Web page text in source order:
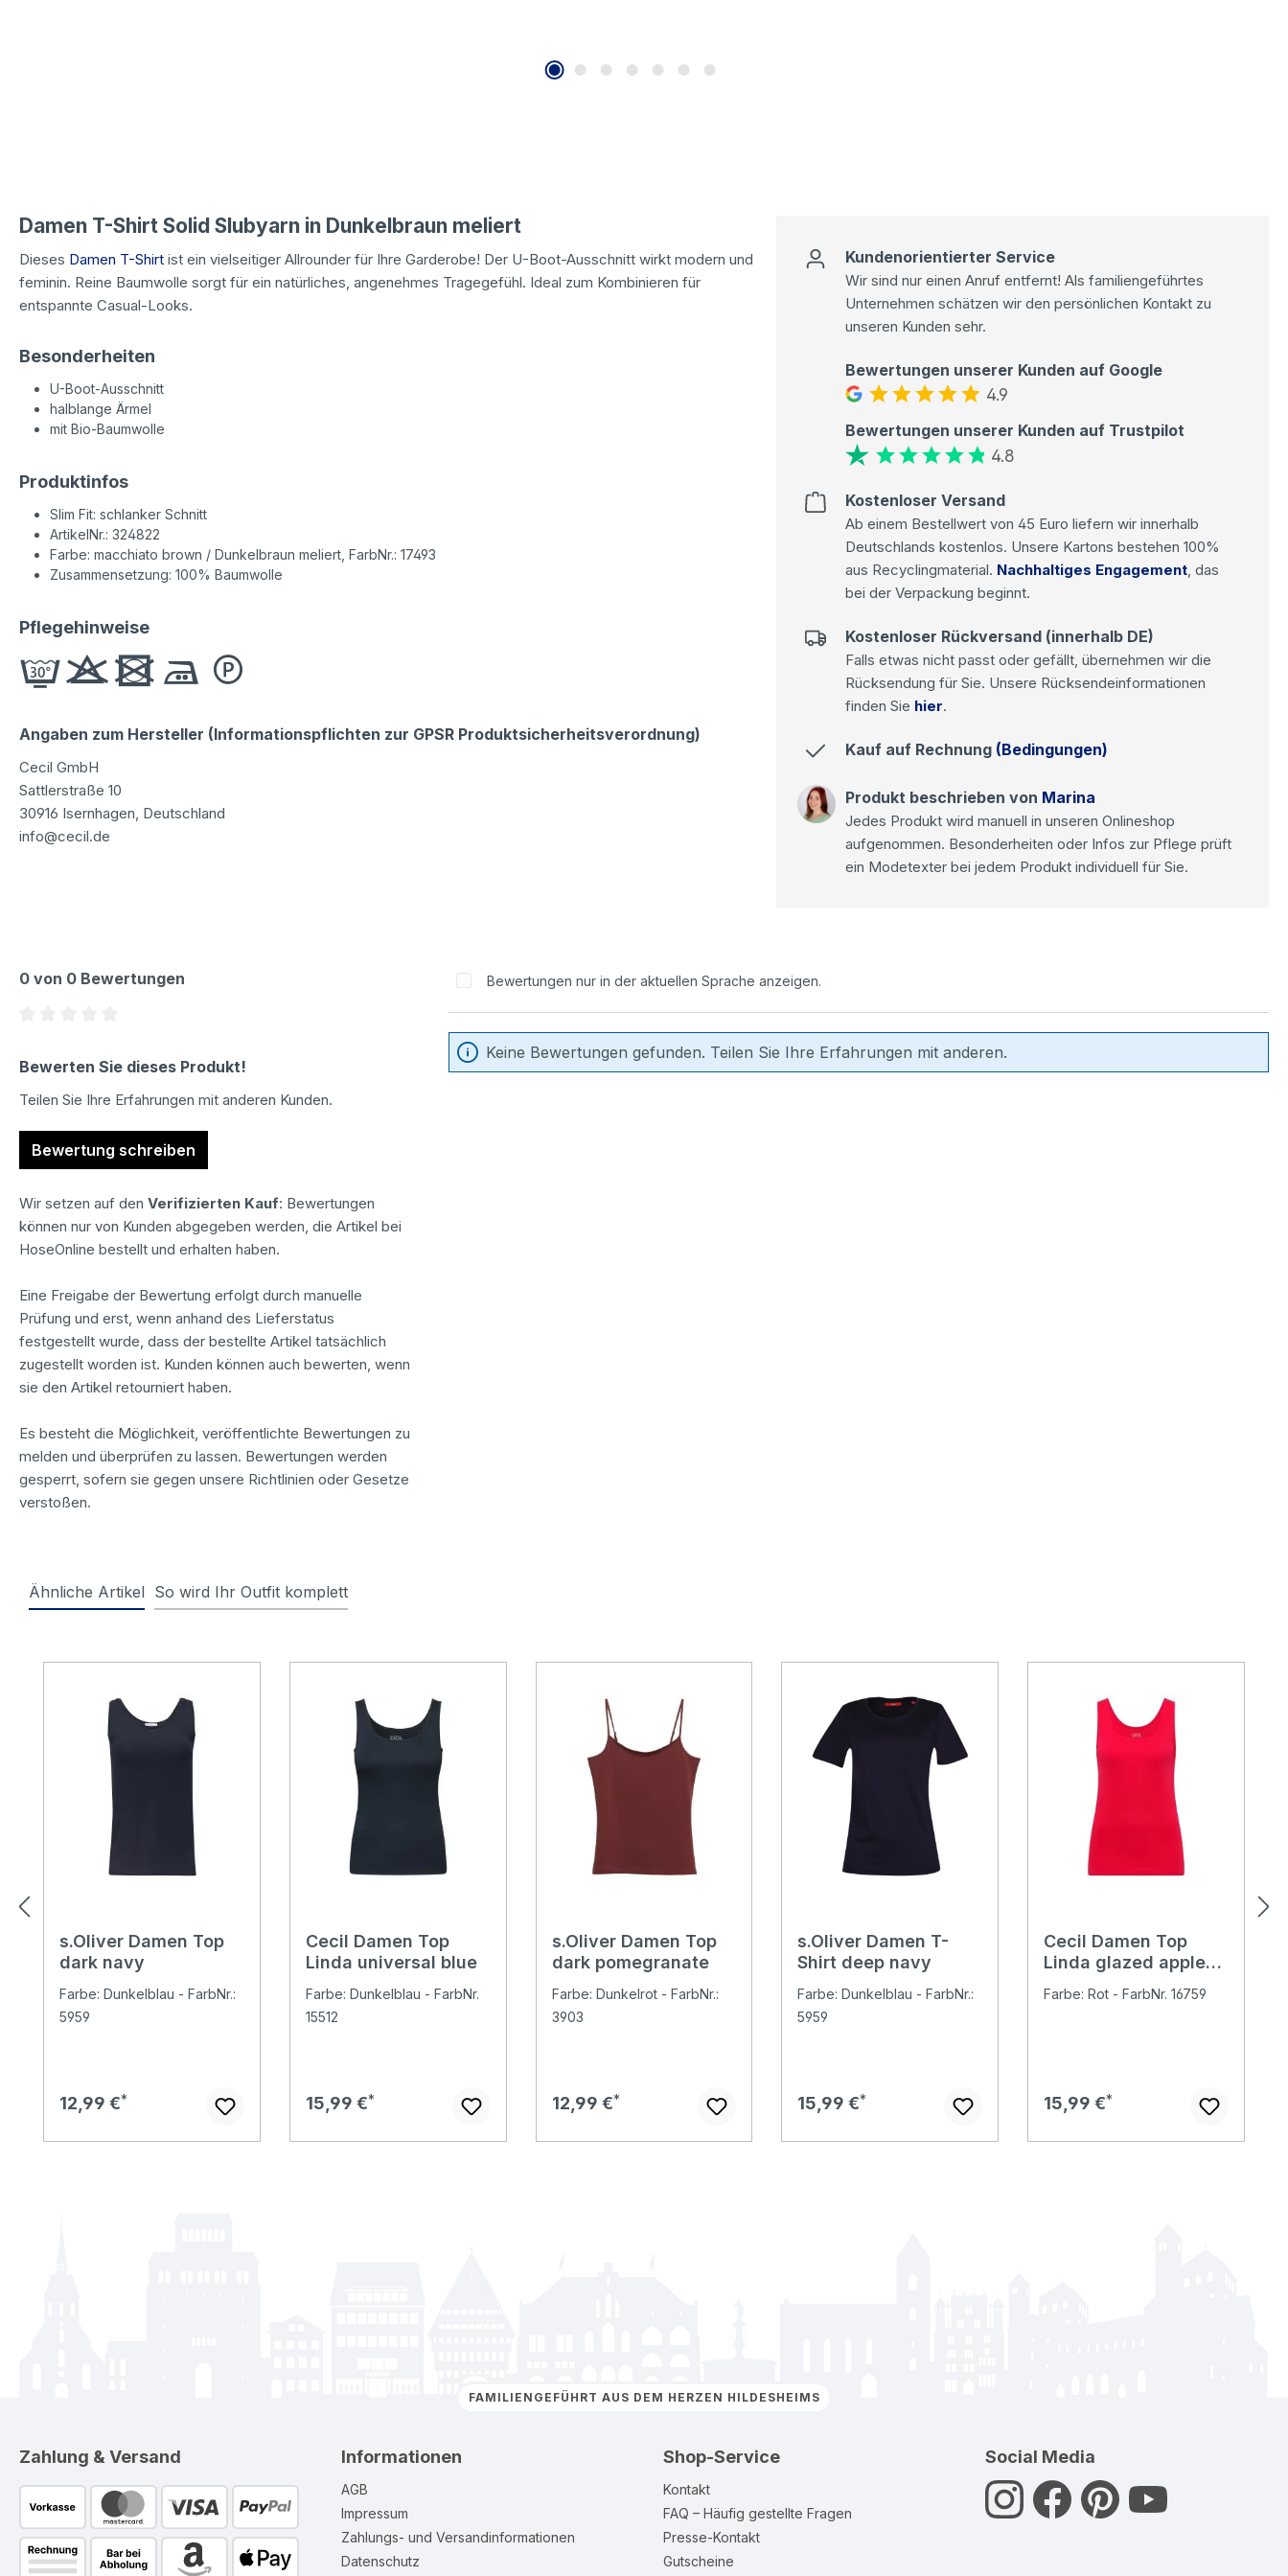
Damen T-Shirt Solid Slubyarn in Dunkelbraun meliert
Dieses Damen T-Shirt ist ein vielseitiger Allrounder für Ihre Garderobe! Der U-Boot-Ausschnitt wirkt modern und
feminin. Reine Baumwolle sorgt für ein natürliches, angenehmes Tragegefühl. Ideal zum Kombinieren für
entspannte Casual-Looks.
Besonderheiten
U-Boot-Ausschnitt
halblange Ärmel
mit Bio-Baumwolle
Produktinfos
Slim Fit: schlanker Schnitt
ArtikelNr.: 324822
Farbe: macchiato brown / Dunkelbraun meliert, FarbNr.: 17493
Zusammensetzung: 100% Baumwolle
Pflegehinweise
Angaben zum Hersteller (Informationspflichten zur GPSR Produktsicherheitsverordnung)
Cecil GmbH
Sattlerstraße 10
30916 Isernhagen, Deutschland
info@cecil.de
Kundenorientierter Service
Wir sind nur einen Anruf entfernt! Als familiengeführtes
Unternehmen schätzen wir den persönlichen Kontakt zu
unseren Kunden sehr.
Bewertungen unserer Kunden auf Google
4.9
Bewertungen unserer Kunden auf Trustpilot
4.8
Kostenloser Versand
Ab einem Bestellwert von 45 Euro liefern wir innerhalb
Deutschlands kostenlos. Unsere Kartons bestehen 100%
aus Recyclingmaterial. Nachhaltiges Engagement, das
bei der Verpackung beginnt.
Kostenloser Rückversand (innerhalb DE)
Falls etwas nicht passt oder gefällt, übernehmen wir die
Rücksendung für Sie. Unsere Rücksendeinformationen
finden Sie hier.
Kauf auf Rechnung (Bedingungen)
Produkt beschrieben von Marina
Jedes Produkt wird manuell in unseren Onlineshop
aufgenommen. Besonderheiten oder Infos zur Pflege prüft
ein Modetexter bei jedem Produkt individuell für Sie.
0 von 0 Bewertungen
Bewerten Sie dieses Produkt!
Teilen Sie Ihre Erfahrungen mit anderen Kunden.
Bewertung schreiben
Wir setzen auf den Verifizierten Kauf: Bewertungen
können nur von Kunden abgegeben werden, die Artikel bei
HoseOnline bestellt und erhalten haben.
Eine Freigabe der Bewertung erfolgt durch manuelle
Prüfung und erst, wenn anhand des Lieferstatus
festgestellt wurde, dass der bestellte Artikel tatsächlich
zugestellt worden ist. Kunden können auch bewerten, wenn
sie den Artikel retourniert haben.
Es besteht die Möglichkeit, veröffentlichte Bewertungen zu
melden und überprüfen zu lassen. Bewertungen werden
gesperrt, sofern sie gegen unsere Richtlinien oder Gesetze
verstoßen.
Bewertungen nur in der aktuellen Sprache anzeigen.
Keine Bewertungen gefunden. Teilen Sie Ihre Erfahrungen mit anderen.
Ähnliche Artikel So wird Ihr Outfit komplett
s.Oliver Damen Top
dark navy
Farbe: Dunkelblau - FarbNr.:
5959
Regulärer Preis:
12,99 €
Cecil Damen Top
Linda universal blue
Farbe: Dunkelblau - FarbNr.
15512
Regulärer Preis:
15,99 €
s.Oliver Damen Top
dark pomegranate
Farbe: Dunkelrot - FarbNr.:
3903
Regulärer Preis:
12,99 €
s.Oliver Damen T-
Shirt deep navy
Farbe: Dunkelblau - FarbNr.:
5959
Regulärer Preis:
15,99 €
Cecil Damen Top
Linda glazed apple
Farbe: Rot - FarbNr. 16759
Regulärer Preis:
15,99 €
FAMILIENGEFÜHRT AUS DEM HERZEN HILDESHEIMS
Zahlung & Versand Informationen
AGB
Impressum
Zahlungs- und Versandinformationen
Datenschutz
Shop-Service
Kontakt
FAQ – Häufig gestellte Fragen
Presse-Kontakt
Gutscheine
Social Media